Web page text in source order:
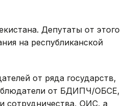
Депутаты от этого
на республиканской
от ряда государств,
от БДИПЧ/ОБСЕ,
сотрудничества, ОИС, а